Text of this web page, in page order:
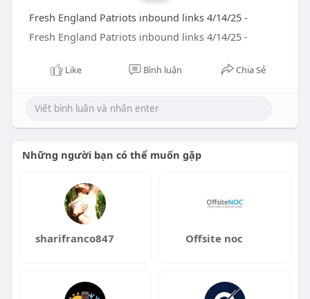
Fresh England Patriots inbound links 4/14/25 -
Fresh England Patriots inbound links 4/14/25 -
Like Bình luận Chia Sẻ
Những người bạn có thể muốn gặp
sharifranco847 Offsite noc